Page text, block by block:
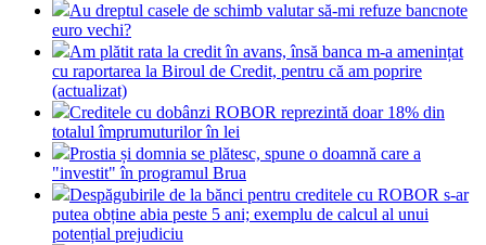
Au dreptul casele de schimb valutar să-mi refuze bancnote
euro vechi?
Am plătit rata la credit în avans, însă banca m-a amenințat
cu raportarea la Biroul de Credit, pentru că am poprire
(actualizat)
Creditele cu dobânzi ROBOR reprezintă doar 18% din
totalul împrumuturilor în lei
Prostia și domnia se plătesc, spune o doamnă care a
"investit" în programul Brua
Despăgubirile de la bănci pentru creditele cu ROBOR s-ar
putea obține abia peste 5 ani; exemplu de calcul al unui
potențial prejudiciu